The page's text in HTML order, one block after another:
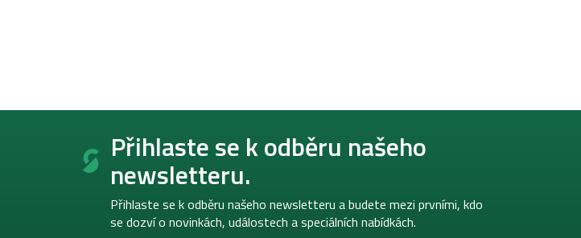
Z
Přihlaste se k odběru našeho
newsletteru.
Přihlaste se k odběru našeho newsletteru a budete mezi prvními, kdo
se dozví o novinkách, událostech a speciálních nabídkách.